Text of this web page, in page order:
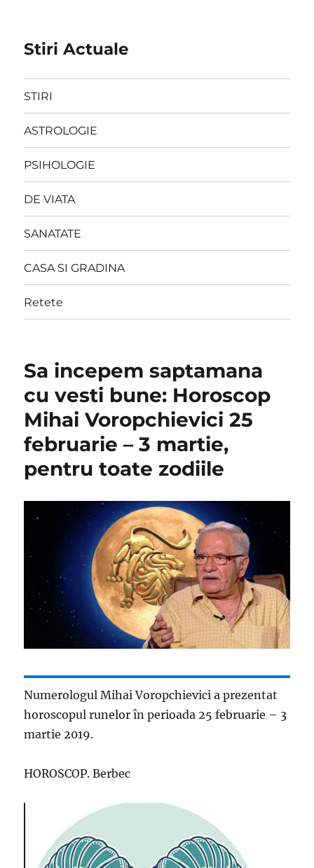
Stiri Actuale
STIRI
ASTROLOGIE
PSIHOLOGIE
DE VIATA
SANATATE
CASA SI GRADINA
Retete
Sa incepem saptamana
cu vesti bune: Horoscop
Mihai Voropchievici 25
februarie – 3 martie,
pentru toate zodiile
Numerologul Mihai Voropchievici a prezentat
horoscopul runelor în perioada 25 februarie – 3
martie 2019.
HOROSCOP. Berbec